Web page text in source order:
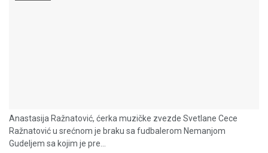
Anastasija Ražnatović, ćerka muzičke zvezde Svetlane Cece
Ražnatović u srećnom je braku sa fudbalerom Nemanjom
Gudeljem sa kojim je pre...